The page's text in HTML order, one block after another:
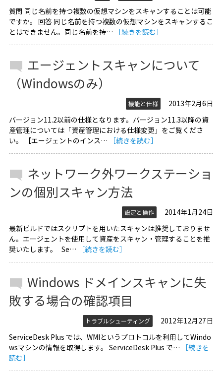
質問 同じ名前を持つ複数の仮想マシンをスキャンすることは可能
ですか。 回答 同じ名前を持つ複数の仮想マシンをスキャンするこ
とはできません。同じ名前を持…
［続きを読む］
エージェントスキャンについて
（Windowsのみ）
機能と仕様
2013年2月6日
バージョン11.2以前の仕様となります。バージョン11.3以降の資
産管理については「資産管理における仕様変更」をご覧くださ
い。 【エージェントのインス…
［続きを読む］
ネットワーク外ワークステーショ
ンの個別スキャン方法
設定と操作
2014年1月24日
最新ビルドではスクリプトを用いたスキャンは推奨しておりませ
ん。エージェントを使用して資産をスキャン・管理することを推
奨いたします。 Se…
［続きを読む］
Windows ドメインスキャンに失
敗する場合の確認項目
トラブルシューティング
2012年12月27日
ServiceDesk Plus では、WMIというプロトコルを利用してWindo
wsマシンの情報を取得します。 ServiceDesk Plus で…
［続きを
読む］